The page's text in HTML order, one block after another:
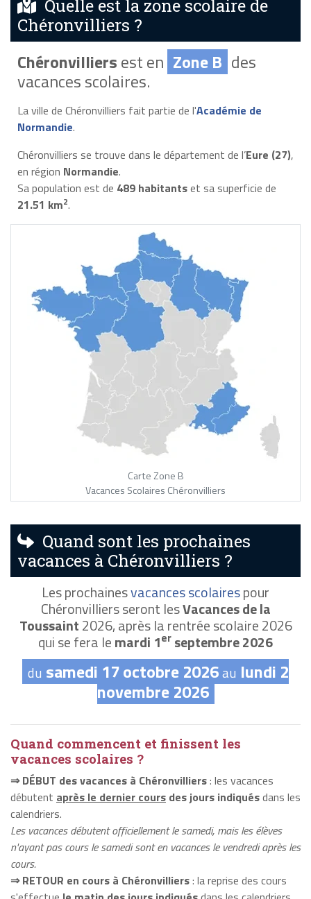
Quelle est la zone scolaire de
Chéronvilliers ?
Chéronvilliersest en Zone B des
vacances scolaires.
La ville de Chéronvilliers fait partie de l'Académie de
Normandie.
Chéronvilliers se trouve dans le département de l’Eure (27),
en région Normandie.
Sa population est de 489 habitantset sa superficie de
21.51 km2.
Carte Zone B
Vacances Scolaires Chéronvilliers
Quand sont les prochaines
vacances à Chéronvilliers ?
Les prochainesvacances scolairespour
Chéronvilliers seront lesVacances de la
Toussaint2026, après la rentrée scolaire 2026
qui se fera lemardi 1er septembre 2026
du samedi 17 octobre 2026au lundi 2
novembre 2026
Quand commencent et finissent les
vacances scolaires ?
⇒ DÉBUT des vacances à Chéronvilliers: les vacances
débutent après le dernier cours des jours indiquésdans les
calendriers.
Les vacances débutent officiellement le samedi, mais les élèves
n'ayant pas cours le samedi sont en vacances le vendredi après les
cours.
⇒ RETOUR en cours à Chéronvilliers: la reprise des cours